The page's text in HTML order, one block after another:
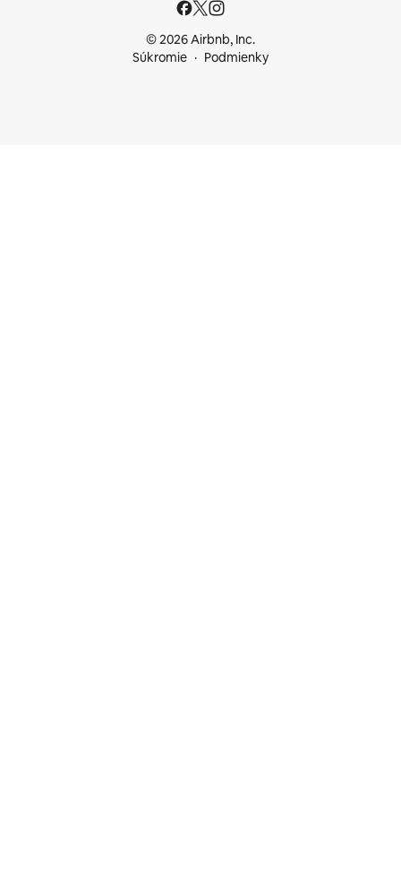
© 2026 Airbnb, Inc.
Súkromie
Podmienky